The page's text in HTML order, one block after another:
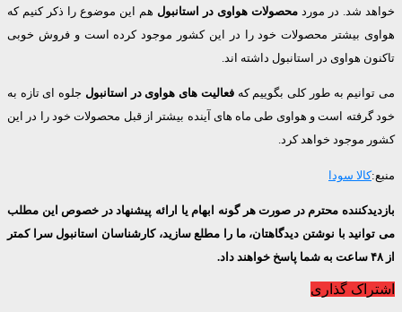
شد. در مورد محصولات هواوی در استانبولهم این موضوع را ذکر کنیم که
بیشتر محصولات خود را در این کشور موجود کرده است و فروش خوبی
هواوی در استانبول داشته اند.
به طور کلی بگوییم کهفعالیت های هواوی در استانبولجلوه ای تازه به
است و هواوی طی ماه های آینده بیشتر از قبل محصولات خود را در این
موجود خواهد کرد.
کالا سودا
محترم در صورت هر گونه ابهام یا ارائه پیشنهاد در خصوص این مطلب
با نوشتن دیدگاهتان، ما را مطلع سازید، کارشناسان استانبول سرا کمتر
گذاری